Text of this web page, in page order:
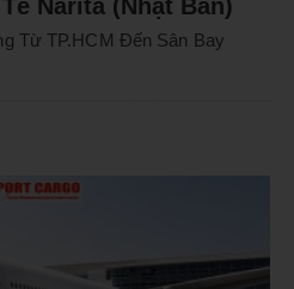
Narita (Nhật Bản)
Từ TP.HCM Đến Sân Bay